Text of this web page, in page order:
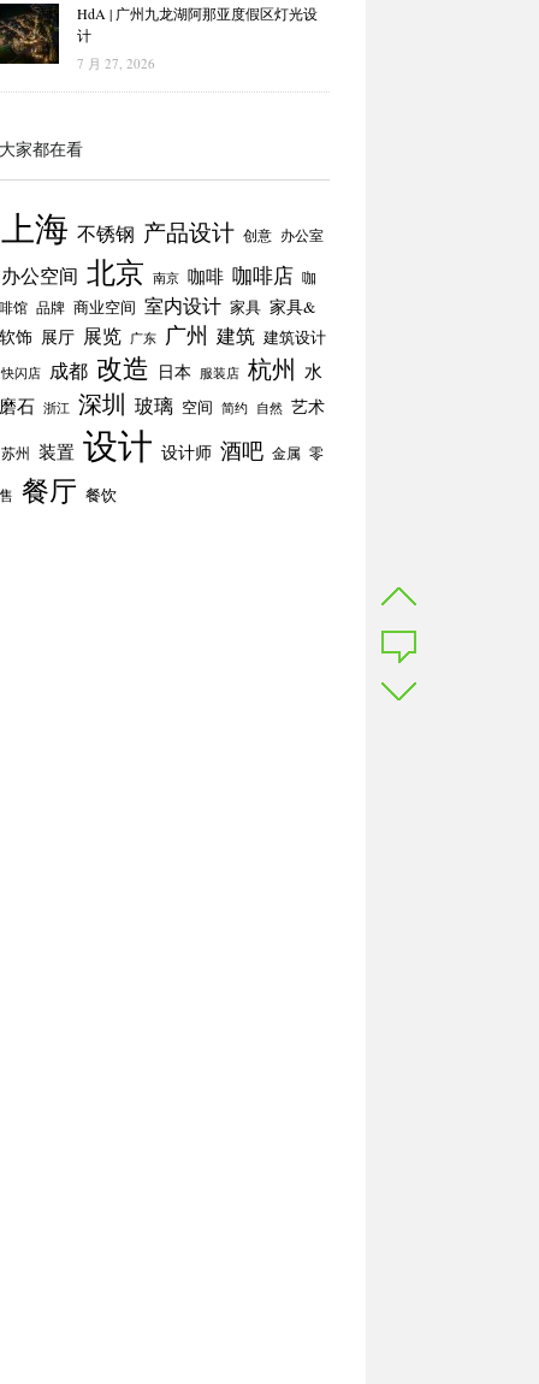
HdA | 广州九龙湖阿那亚度假区灯光设
计
7 月 27, 2026
家都在看
上海 不锈钢 产品设计 创意 办公室
办公空间 北京 南京 咖啡 咖啡店 咖
馆 品牌 商业空间 室内设计 家具 家具&
饰 展厅 展览 广东 广州 建筑 建筑设计
快闪店 成都 改造 日本 服装店 杭州 水
石 浙江 深圳 玻璃 空间 简约 自然 艺术
苏州 装置 设计 设计师 酒吧 金属 零
餐厅 餐饮